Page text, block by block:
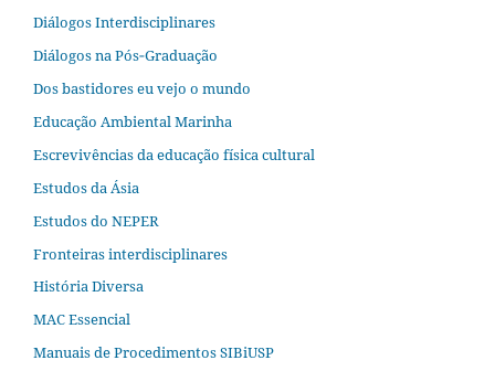
Diálogos Interdisciplinares
Diálogos na Pós‐Graduação
Dos bastidores eu vejo o mundo
Educação Ambiental Marinha
Escrevivências da educação física cultural
Estudos da Ásia​
Estudos do NEPER
Fronteiras interdisciplinares
História Diversa
MAC Essencial
Manuais de Procedimentos SIBiUSP